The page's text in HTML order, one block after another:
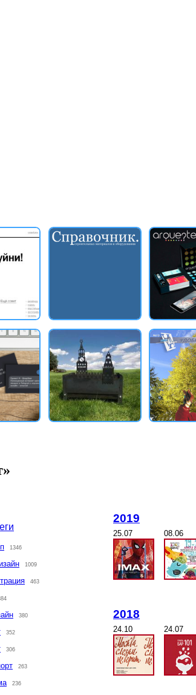
1346
1009
463
380
352
306
263
236
2019
25.07 08.06
2018
24.10 24.07